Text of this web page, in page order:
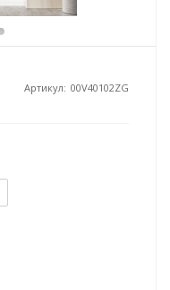
Артикул: 00V40102ZG